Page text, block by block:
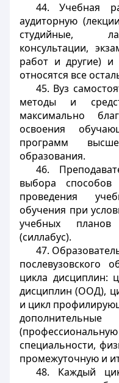
44. Учебная
аудиторную
студийные,
консультации,
работ и другие) и
относятся все
45. Вуз
методы и
максимально
освоения
программ
образования.
46.
выбора
проведения
обучения при
учебных
(силлабус).
47.
послевузовского
цикла дисциплин:
дисциплин (ООД),
и цикл
специальности,
промежуточную и
48. Каждый